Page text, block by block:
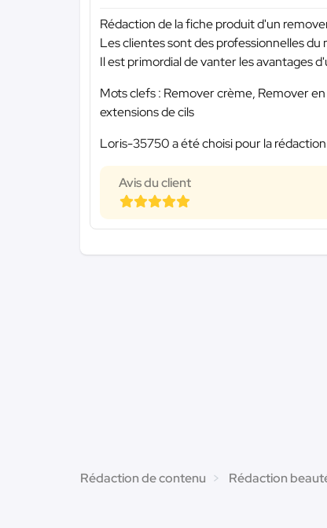
Rédaction de la fiche produit d'un
Les clientes sont des professionnelles du
Il est primordial de vanter les avantages
Mots clefs : Remover crème, Remover
extensions de cils
Loris-35750 a été choisi pour la
Avis du client
Rédaction de contenu Rédaction